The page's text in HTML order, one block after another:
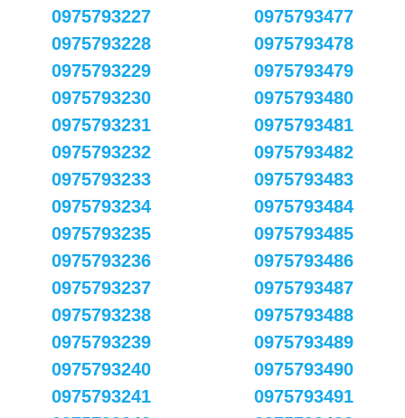
0975793227
0975793228
0975793229
0975793230
0975793231
0975793232
0975793233
0975793234
0975793235
0975793236
0975793237
0975793238
0975793239
0975793240
0975793241
0975793477
0975793478
0975793479
0975793480
0975793481
0975793482
0975793483
0975793484
0975793485
0975793486
0975793487
0975793488
0975793489
0975793490
0975793491